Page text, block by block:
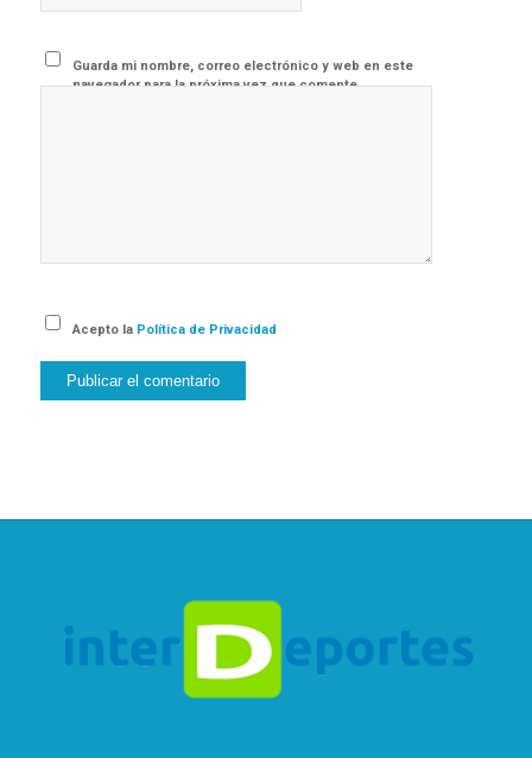
Guarda mi nombre, correo electrónico y web en este
navegador para la próxima vez que comente.
Acepto la Política de Privacidad